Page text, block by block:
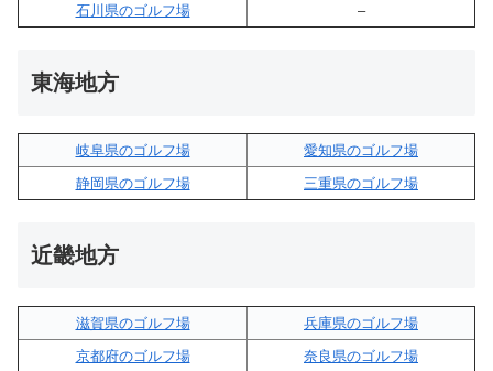
石川県のゴルフ場
–
東海地方
岐阜県のゴルフ場
愛知県のゴルフ場
静岡県のゴルフ場
三重県のゴルフ場
近畿地方
滋賀県のゴルフ場
兵庫県のゴルフ場
京都府のゴルフ場
奈良県のゴルフ場